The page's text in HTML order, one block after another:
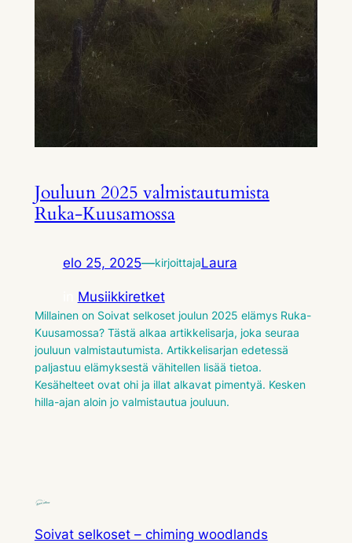
Jouluun 2025 valmistautumista
Ruka-Kuusamossa
elo 25, 2025—kirjoittajaLaura
Musiikkiretket
Millainen on Soivat selkoset joulun 2025 elämys Ruka-
Kuusamossa? Tästä alkaa artikkelisarja, joka seuraa
jouluun valmistautumista. Artikkelisarjan edetessä
paljastuu elämyksestä vähitellen lisää tietoa.
Kesähelteet ovat ohi ja illat alkavat pimentyä. Kesken
hilla-ajan aloin jo valmistautua jouluun.
Soivat selkoset – chiming woodlands